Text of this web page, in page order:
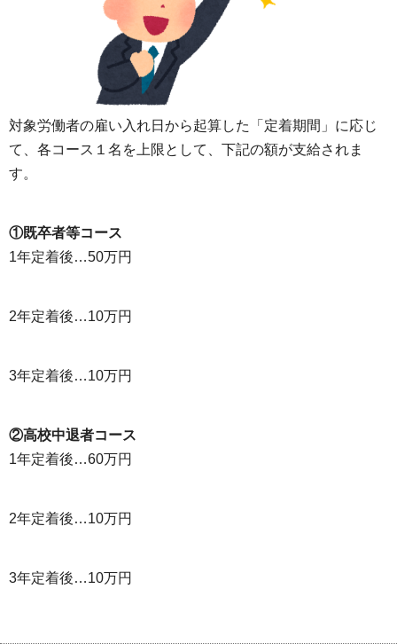
対象労働者の雇い入れ日から起算した「定着期間」に応じ
て、各コース１名を上限として、下記の額が支給されま
す。
①既卒者等コース
1年定着後…50万円
2年定着後…10万円
3年定着後…10万円
②高校中退者コース
1年定着後…60万円
2年定着後…10万円
3年定着後…10万円